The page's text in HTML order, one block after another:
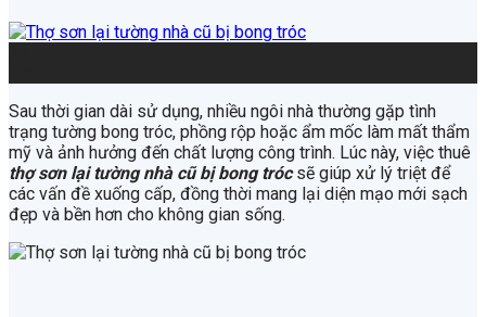
Sau thời gian dài sử dụng, nhiều ngôi nhà thường gặp tình
trạng tường bong tróc, phồng rộp hoặc ẩm mốc làm mất thẩm
mỹ và ảnh hưởng đến chất lượng công trình. Lúc này, việc thuê
thợ sơn lại tường nhà cũ bị bong trócsẽ giúp xử lý triệt để
các vấn đề xuống cấp, đồng thời mang lại diện mạo mới sạch
đẹp và bền hơn cho không gian sống.